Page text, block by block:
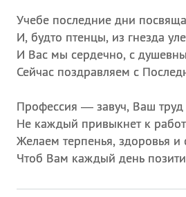
Учебе последние дни
И, будто птенцы, из гнезда
И Вас мы сердечно, с
Сейчас поздравляем с
Профессия — завуч, Ваш труд
Не каждый привыкнет к
Желаем терпенья, здоровья и
Чтоб Вам каждый день